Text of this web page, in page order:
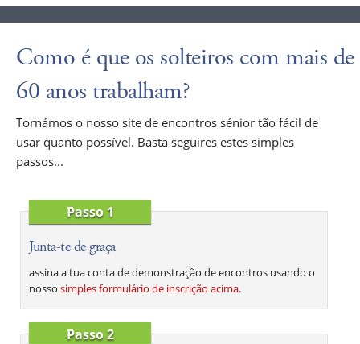
Como é que os solteiros com mais de
60 anos trabalham?
Tornámos o nosso site de encontros sénior tão fácil de
usar quanto possível. Basta seguires estes simples
passos...
Passo 1
Junta-te de graça
assina a tua conta de demonstração de encontros usando o
nosso simples formulário de inscrição acima.
Passo 2